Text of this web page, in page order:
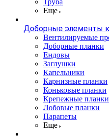
Труба
Еще
Доборные элементы
Вентилируемые
Доборные планки
Ендовы
Заглушки
Капельники
Карнизные планки
Коньковые планки
Крепежные планки
Лобовые планки
Парапеты
Еще